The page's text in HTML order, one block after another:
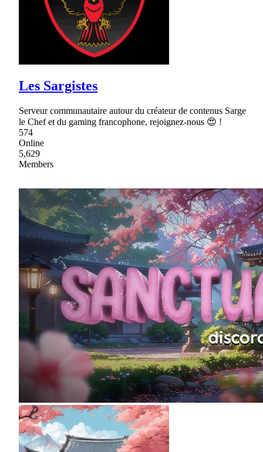
Les Sargistes
Serveur communautaire autour du créateur de contenus Sarge
le Chef et du gaming francophone, rejoignez-nous 😍 !
574
Online
5,629
Members